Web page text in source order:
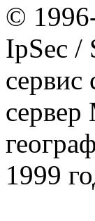
©
IpSec /
сервер
1999